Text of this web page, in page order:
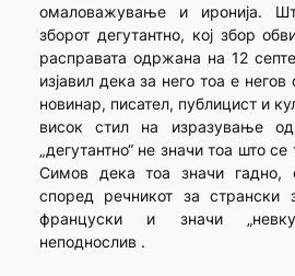
омаловажување и иронија.
зборот дегутантно, кој збор
расправата одржана на 12
изјавил дека за него тоа е
новинар, писател, публицист и
висок стил на изразување
„дегутантно“ не значи тоа што
Симов дека тоа значи гадно,
според речникот за странски
француски и значи
неподнослив .